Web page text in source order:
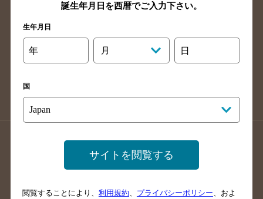
香川県のバー検索
愛媛県のバー検索
高知県のバー検索
長崎県のバー検索
佐賀県のバー検索
大分県のバー検索
熊本県のバー検索
沖縄県のバー検索
店舗登録方法のご案内
店舗情報更新方法のご案内
掲載店舗様ログイン
誕生年月日を西暦でご入力下さい。
生年月日
年 月 日
国
サイトを閲覧する
閲覧することにより、 利用規約 プライバシーポリシー 、およ